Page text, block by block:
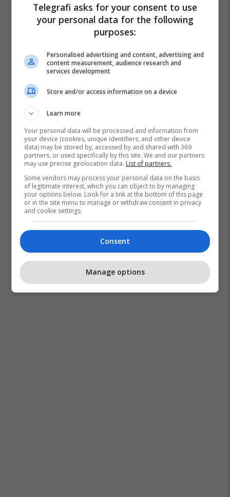
Recep Tayyip Erdogan Maqedonia E Veriut
Turqia
Hristijan Mickoski
Telegrafi asks for your consent to use
your personal data for the following
purposes:
Personalised advertising and content, advertising and
content measurement, audience research and
services development
Store and/or access information on a device
Learn more
Your personal data will be processed and information from
your device (cookies, unique identifiers, and other device
data) may be stored by, accessed by and shared with 369
partners, or used specifically by this site. We and our partners
may use precise geolocation data. List of partners.
Some vendors may process your personal data on the basis
of legitimate interest, which you can object to by managing
your options below. Look for a link at the bottom of this page
or in the site menu to manage or withdraw consent in privacy
and cookie settings.
Consent
Manage options